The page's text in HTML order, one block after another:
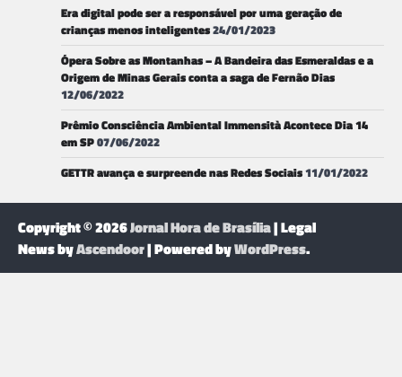
Era digital pode ser a responsável por uma geração de
crianças menos inteligentes24/01/2023
Ópera Sobre as Montanhas – A Bandeira das Esmeraldas e a
Origem de Minas Gerais conta a saga de Fernão Dias
12/06/2022
Prêmio Consciência Ambiental Immensità Acontece Dia 14
em SP07/06/2022
GETTR avança e surpreende nas Redes Sociais11/01/2022
Copyright © 2026Jornal Hora de Brasília| Legal
News byAscendoor| Powered byWordPress.